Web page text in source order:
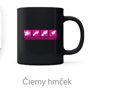
Čierny hrnček